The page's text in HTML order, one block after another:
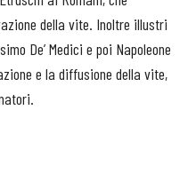
della vite. Inoltre illustri
De’ Medici e poi Napoleone
e la diffusione della vite,